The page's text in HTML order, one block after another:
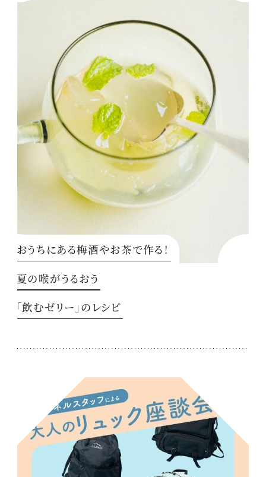
おうちにある梅酒やお茶で作る！
夏の喉がうるおう
「飲むゼリー」のレシピ